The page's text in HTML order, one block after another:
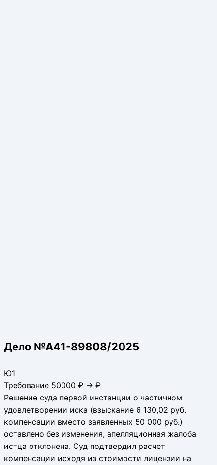
Дело №А41-89808/2025
Ю1
Требование 50000 ₽ → ₽
Решение суда первой инстанции о частичном
удовлетворении иска (взыскание 6 130,02 руб.
компенсации вместо заявленных 50 000 руб.)
оставлено без изменения, апелляционная жалоба
истца отклонена. Суд подтвердил расчет
компенсации исходя из стоимости лицензии на